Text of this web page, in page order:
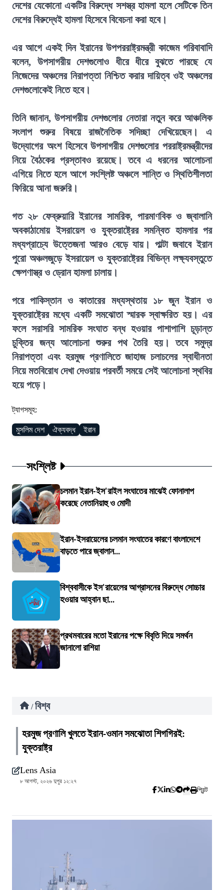
দেশের যেকোনো একটির বিরুদ্ধে সশস্ত্র হামলা হলে সেটিকে তিন
দেশের বিরুদ্ধেই হামলা হিসেবে বিবেচনা করা হবে।
এর আগে একই দিন ইরানের উপপররাষ্ট্রমন্ত্রী কাজেম গরিবাবাদি
বলেন, উপসাগরীয় দেশগুলোও ধীরে ধীরে বুঝতে পারছে যে
নিজেদের অঞ্চলের নিরাপত্তা নিশ্চিত করার দায়িত্ব ওই অঞ্চলের
দেশগুলোকেই নিতে হবে।
তিনি জানান, উপসাগরীয় দেশগুলোর নেতারা নতুন করে আঞ্চলিক
সংলাপ শুরুর বিষয়ে রাজনৈতিক সদিচ্ছা দেখিয়েছেন। এ
উদ্যোগের অংশ হিসেবে উপসাগরীয় দেশগুলোর পররাষ্ট্রমন্ত্রীদের
নিয়ে বৈঠকের প্রস্তাবও রয়েছে। তবে এ ধরনের আলোচনা
এগিয়ে নিতে হলে আগে সংশ্লিষ্ট অঞ্চলে শান্তি ও স্থিতিশীলতা
ফিরিয়ে আনা জরুরি।
গত ২৮ ফেব্রুয়ারি ইরানের সামরিক, পারমাণবিক ও জ্বালানি
অবকাঠামোয় ইসরায়েল ও যুক্তরাষ্ট্রের সমন্বিত হামলার পর
মধ্যপ্রাচ্যে উত্তেজনা আরও বেড়ে যায়। পাল্টা জবাবে ইরান
পুরো অঞ্চলজুড়ে ইসরায়েল ও যুক্তরাষ্ট্রের বিভিন্ন লক্ষ্যবস্তুতে
ক্ষেপণাস্ত্র ও ড্রোন হামলা চালায়।
পরে পাকিস্তান ও কাতারের মধ্যস্থতায় ১৮ জুন ইরান ও
যুক্তরাষ্ট্রের মধ্যে একটি সমঝোতা স্মারক স্বাক্ষরিত হয়। এর
ফলে সরাসরি সামরিক সংঘাত বন্ধ হওয়ার পাশাপাশি চূড়ান্ত
চুক্তির জন্য আলোচনা শুরুর পথ তৈরি হয়। তবে সমুদ্র
নিরাপত্তা এবং হরমুজ প্রণালিতে জাহাজ চলাচলের স্বাধীনতা
নিয়ে মতবিরোধ দেখা দেওয়ায় পরবর্তী সময়ে সেই আলোচনা স্থবির
হয়ে পড়ে।
ট্যাগসমূহ:
মুসলিম দেশ ঐক্যবদ্ধ ইরান
সংশ্লিষ্ট
চলমান ইরান-ইস'রাইল সংঘাতের মাঝেই ফোনালাপ
করেছে নেতানিয়াহু ও মোদী
ইরান-ইসরায়েলের চলমান সংঘাতের কারণে বাংলাদেশে
বাড়তে পারে জ্বালান...
বিশ্ববাসীকে ইস'রায়েলের আগ্রাসনের বিরুদ্ধে সোচ্চার
হওয়ার আহ্বান ছা...
প্রথমবারের মতো ইরানের পক্ষে বিবৃতি দিয়ে সমর্থন
জানালো রাশিয়া
/ বিশ্ব
হরমুজ প্রণালি খুলতে ইরান-ওমান সমঝোতা শিগগিরই:
যুক্তরাষ্ট্র
Lens Asia
৮ আগস্ট, ২০২৬ দুপুর ১২:২৭
প্রিন্ট